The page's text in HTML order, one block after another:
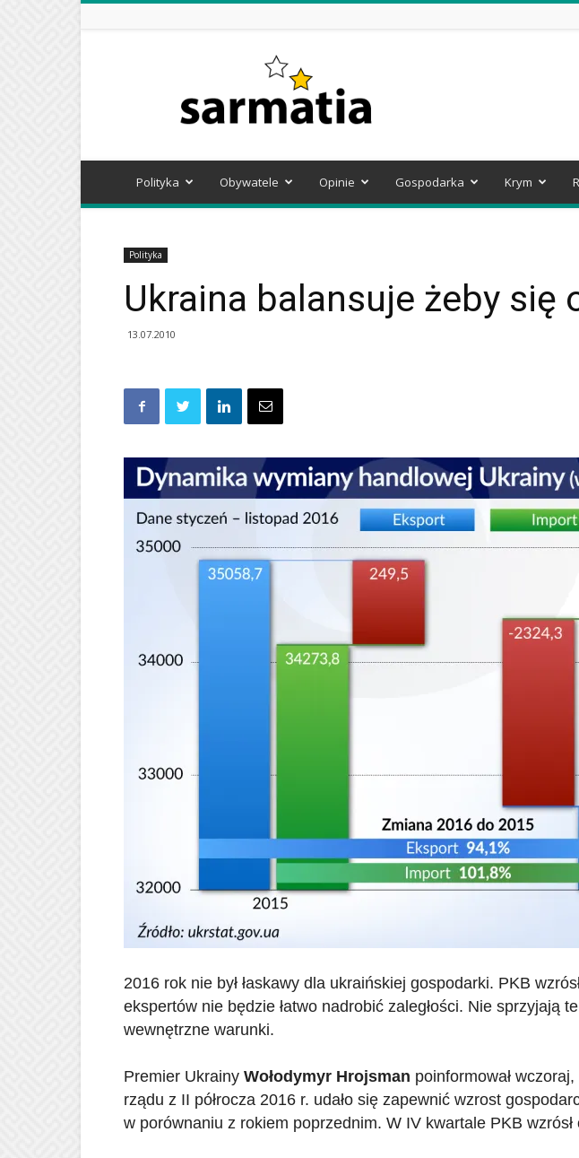
Polityka Obywatele Opinie Gospodarka Krym
Polityka
Ukraina balansuje żeby się
13.07.2010
2016 rok nie był łaskawy dla ukraińskiej gospodarki. PKB
ekspertów nie będzie łatwo nadrobić zaległości. Nie sprzyjają
wewnętrzne warunki.
Premier Ukrainy Wołodymyr Hrojsman poinformował
rządu z II półrocza 2016 r. udało się zapewnić wzrost
w porównaniu z rokiem poprzednim. W IV kwartale PKB wzrósł